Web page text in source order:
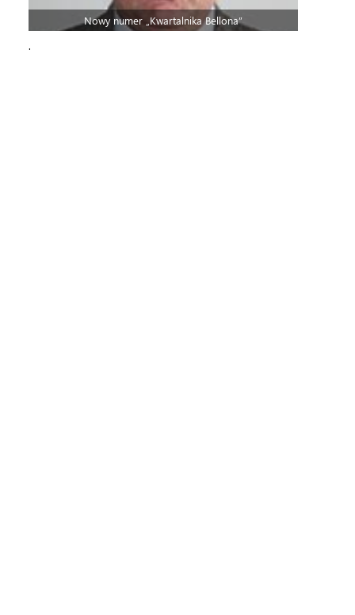
Nowy numer „Kwartalnika Bellona”
.